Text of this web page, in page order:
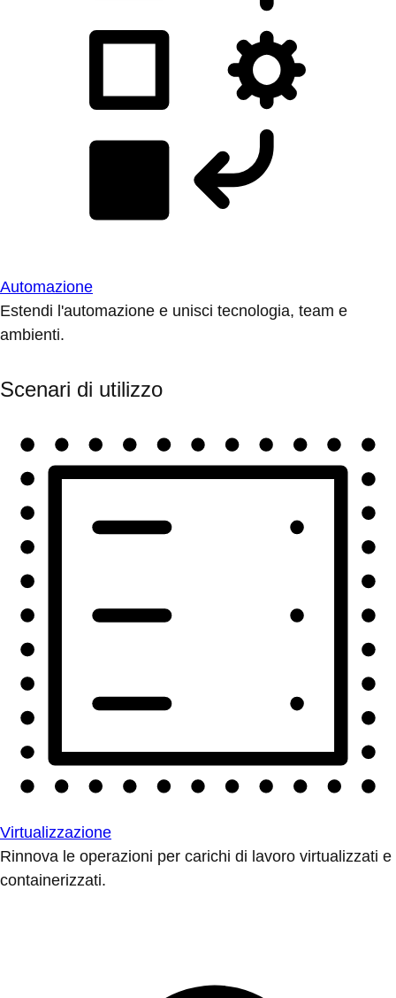
Automazione
Estendi l'automazione e unisci tecnologia, team e
ambienti.
Scenari di utilizzo
Virtualizzazione
Rinnova le operazioni per carichi di lavoro virtualizzati e
containerizzati.